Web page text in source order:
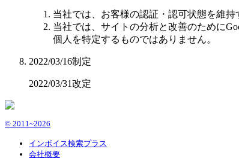
当社では、お客様の認証・認可状態を維持
当社では、サイトの分析と改善のために
個人を特定するものではありません。
2022/03/16制定
2022/03/31改定
© 2011~2026
インボイス検索プラス
会社概要